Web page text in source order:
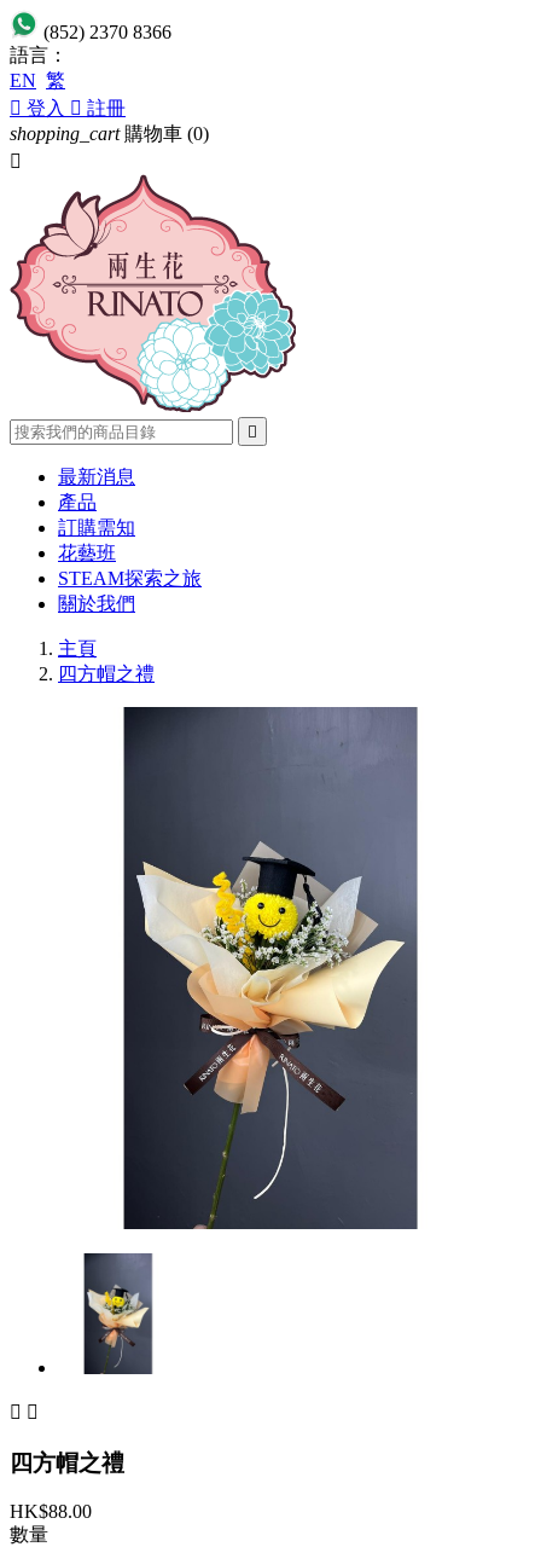
(852) 2370 8366
語言：
EN 繁
 登入  註冊
shopping_cart 購物車 (0)


最新消息
產品
訂購需知
花藝班
STEAM探索之旅
關於我們
主頁
四方帽之禮
 
四方帽之禮
HK$88.00
數量